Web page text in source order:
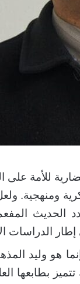
للأمة على
ومنهجية.
الحديث
الدراسات
هو وليد
بطابعها